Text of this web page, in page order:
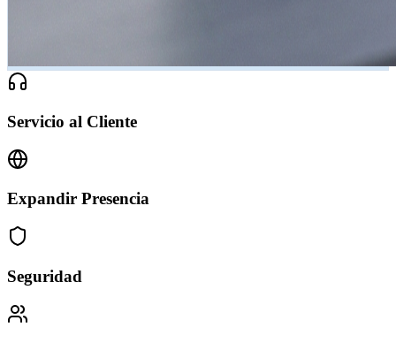
Servicio al Cliente
Expandir Presencia
Seguridad